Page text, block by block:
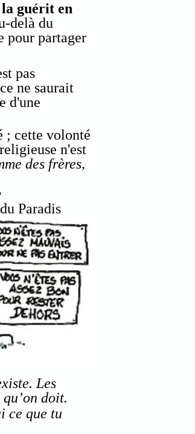
Les
doit.
ce que tu
guérit en
delà du
pour partager
pas
ne saurait
d'une
; cette volonté
n'est
des frères,
Paradis